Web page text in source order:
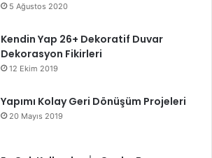
5 Ağustos 2020
Kendin Yap 26+ Dekoratif Duvar
Dekorasyon Fikirleri
12 Ekim 2019
Yapımı Kolay Geri Dönüşüm Projeleri
20 Mayıs 2019